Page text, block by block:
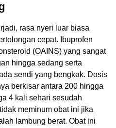
rasa nyeri luar biasa
cepat. Ibuprofen
(OAINS) yang sangat
hingga sedang serta
sendi yang bengkak. Dosis
berkisar antara 200 hingga
4 kali sehari sesudah
meminum obat ini jika
lambung berat. Obat ini